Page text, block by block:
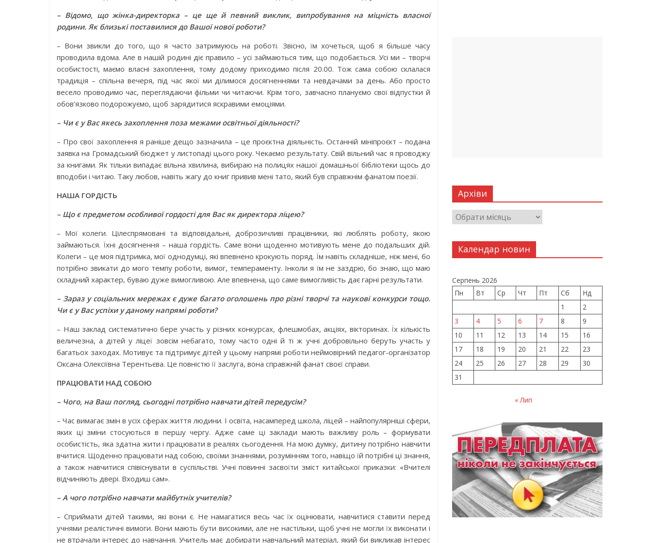
– Відомо, що жінка-директорка – це ще й певний виклик, випробування на міцність власної
родини. Як близькі поставилися до Вашої нової роботи?
– Вони звикли до того, що я часто затримуюсь на роботі. Звісно, їм хочеться, щоб я більше часу
проводила вдома. Але в нашій родині діє правило – усі займаються тим, що подобається. Усі ми – творчі
особистості, маємо власні захоплення, тому додому приходимо після 20.00. Тож сама собою склалася
традиція – спільна вечеря, під час якої ми ділимося досягненнями та невдачами за день. Або просто
весело проводимо час, переглядаючи фільми чи читаючи. Крім того, завчасно плануємо свої відпустки й
обов’язково подорожуємо, щоб зарядитися яскравими емоціями.
– Чи є у Вас якесь захоп­лення поза межами освітньої діяльності?
– Про свої захоплення я раніше дещо зазначила – це проєктна діяльність. Останній мініпроєкт – подана
заявка на Громадський бюджет у листопаді цього року. Чекаємо результату. Свій вільний час я проводжу
за книгами. Як тільки випадає вільна хвилина, вибираю на полицях нашої домашньої бібліотеки щось до
вподоби і читаю. Таку любов, навіть жагу до книг привив мені тато, який був справжнім фанатом поезії.
НАША ГОРДІСТЬ
– Що є предметом особливої гордості для Вас як директора ліцею?
– Мої колеги. Цілеспрямовані та відповідальні, доброзичливі працівники, які люблять роботу, якою
займаються. Їхні досягнення – наша гордість. Саме вони щоденно мотивують мене до подальших дій.
Колеги – це моя підтримка, мої однодумці, які впевнено крокують поряд. Їм навіть складніше, ніж мені, бо
потрібно звикати до мого темпу роботи, вимог, темпераменту. Інколи я їм не заздрю, бо знаю, що маю
складний характер, буваю дуже вимогливою. Але впевнена, що саме вимогливість дає гарні результати.
– Зараз у соціальних мережах є дуже багато оголошень про різні творчі та наукові конкурси тощо.
Чи є у Вас успіхи у даному напрямі роботи?
– Наш заклад систематично бере участь у різних конкурсах, флешмобах, акціях, вікторинах. Їх кількість
величезна, а дітей у ліцеї зовсім небагато, тому часто одні й ті ж учні добровільно беруть участь у
багатьох заходах. Мотивує та підтримує дітей у цьому напрямі роботи неймовірний педагог-організатор
Оксана Олексіївна Терентьєва. Це повністю її заслуга, вона справжній фанат своєї справи.
ПРАЦЮВАТИ НАД СОБОЮ
– Чого, на Ваш погляд, сьогодні потрібно навчати дітей передусім?
– Час вимагає змін в усіх сферах життя людини. І освіта, насамперед школа, ліцей – найпопулярніші сфери,
яких ці зміни стосуються в першу чергу. Адже саме ці заклади мають важливу роль – формувати
особистість, яка здатна жити і працювати в реаліях сьогодення. На мою думку, дитину потрібно навчити
вчитися. Щоденно працювати над собою, своїми знаннями, розумінням того, навіщо їй потрібні ці знання,
а також навчитися співіснувати в суспільстві. Учні повинні засвоїти зміст китайської приказки: «Вчителі
відчиняють двері. Входиш сам».
– А чого потрібно навчати майбутніх учителів?
– Сприймати дітей такими, які вони є. Не намагатися весь час їх оцінювати, навчитися ставити перед
учнями реалістичні вимоги. Вони мають бути високими, але не настільки, щоб учні не могли їх виконати і
не втрачали інтерес до навчання. Учитель має добирати навчальний матеріал, який би викликав інтерес
Архіви
Календар новин
Серпень 2026
Пн
Вт Ср Чт Пт Сб
Нд
1
2
3
4 5 6 7 8
9
10
11 12 13 14 15
16
17
18 19 20 21 22
23
24
25 26 27 28 29
30
31
« Лип